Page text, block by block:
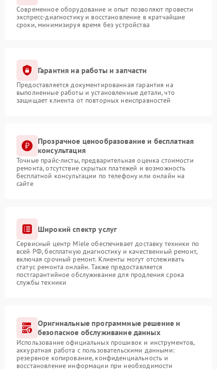
Современное оборудование и опыт позволяют провести
экспресс-диагностику и восстановление в кратчайшие
сроки, минимизируя время без устройства
Гарантия на работы и запчасти
Предоставляется документированная гарантия на
выполненные работы и установленные детали, что
защищает клиента от повторных неисправностей
Прозрачное ценообразование и бесплатная
консультация
Точные прайс-листы, предварительная оценка стоимости
ремонта, отсутствие скрытых платежей и возможность
бесплатной консультации по телефону или онлайн на
сайте
Широкий спектр услуг
Сервисный центр Miele обеспечивает доставку техники по
всей РФ, бесплатную диагностику и качественный ремонт,
включая срочный ремонт. Клиенты могут отслеживать
статус ремонта онлайн. Также предоставляется
постгарантийное обслуживание для продления срока
службы техники
Оригинальные программные решение и
безопасное обслуживание данных
Использование официальных прошивок и инструментов,
аккуратная работа с пользовательскими данными:
резервное копирование, конфиденциальность и
восстановление информации при необходимости